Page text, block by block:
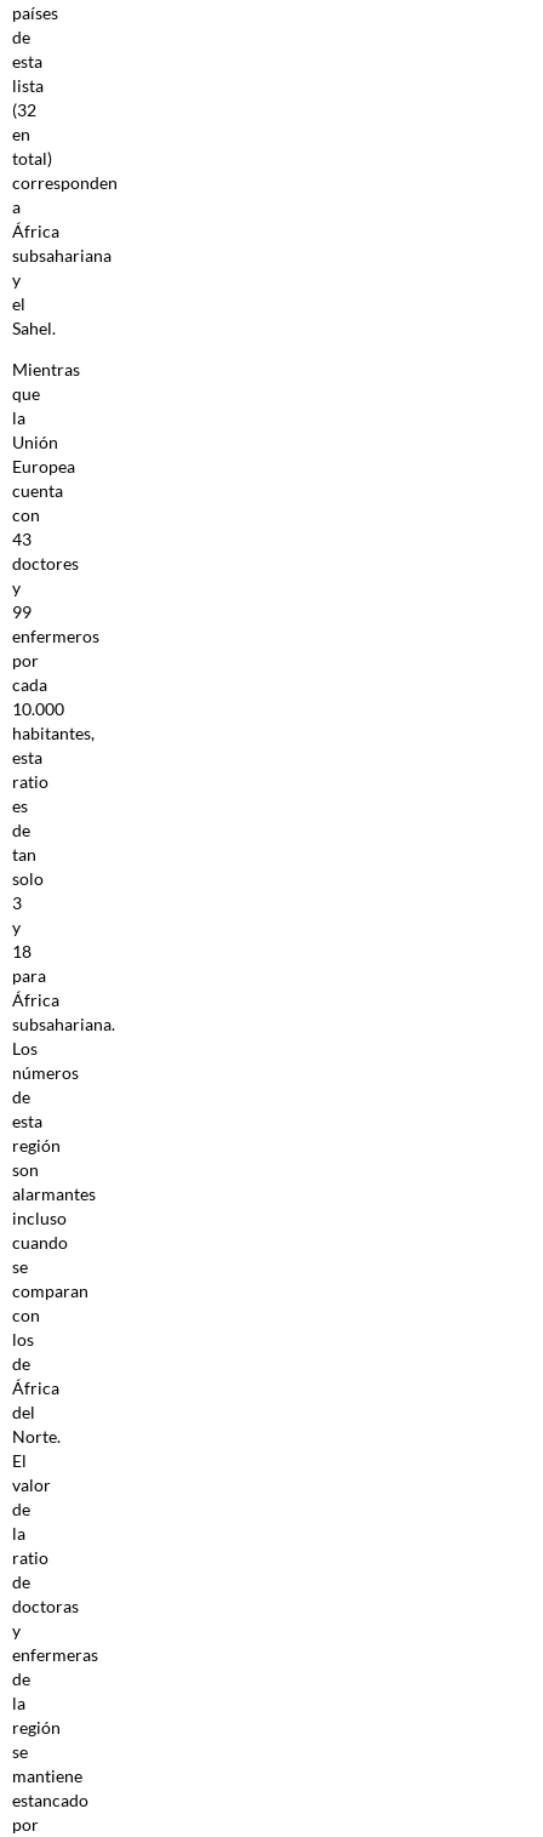
países
de
esta
lista
(32
en
total)
corresponden
a
África
subsahariana
y
el
Sahel.
Mientras
que
la
Unión
Europea
cuenta
con
43
doctores
y
99
enfermeros
por
cada
10.000
habitantes,
esta
ratio
es
de
tan
solo
3
y
18
para
África
subsahariana.
Los
números
de
esta
región
son
alarmantes
incluso
cuando
se
comparan
con
los
de
África
del
Norte.
El
valor
de
la
ratio
de
doctoras
y
enfermeras
de
la
región
se
mantiene
estancado
por